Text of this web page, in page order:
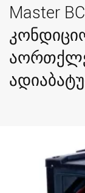
Master